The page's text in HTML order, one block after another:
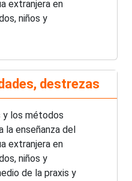
extranjera en
niños y
destrezas
y los métodos
la enseñanza del
extranjera en
niños y
de la praxis y